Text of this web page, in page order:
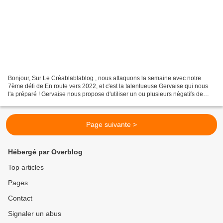
Bonjour, Sur Le Créablablablog , nous attaquons la semaine avec notre
7ème défi de En route vers 2022, et c'est la talentueuse Gervaise qui nous
l'a préparé ! Gervaise nous propose d'utiliser un ou plusieurs négatifs de
Page suivante >
Hébergé par Overblog
Top articles
Pages
Contact
Signaler un abus